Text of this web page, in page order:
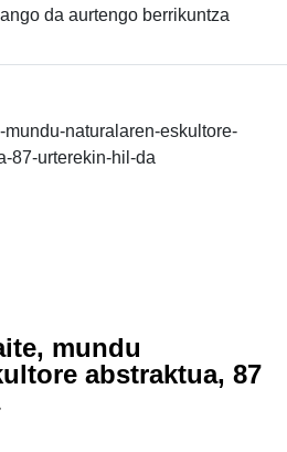
da aurtengo berrikuntza
mundu
abstraktua, 87